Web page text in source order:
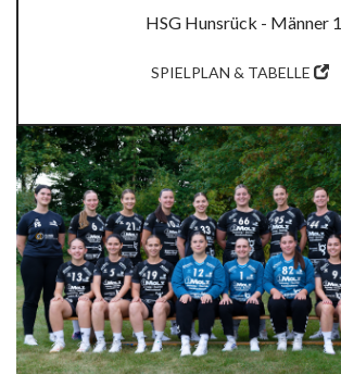
HSG Hunsrück - Männer 1
SPIELPLAN & TABELLE